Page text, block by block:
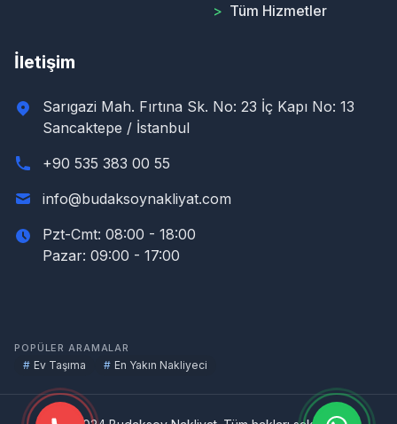
> Tüm Hizmetler
İletişim
Sarıgazi Mah. Fırtına Sk. No: 23 İç Kapı No: 13
Sancaktepe / İstanbul
+90 535 383 00 55
info@budaksoynakliyat.com
Pzt-Cmt: 08:00 - 18:00
Pazar: 09:00 - 17:00
POPÜLER ARAMALAR
# Ev Taşıma # En Yakın Nakliyeci